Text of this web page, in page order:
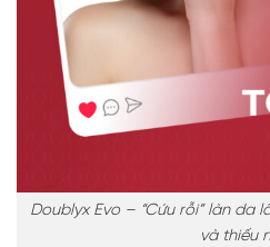
Doublyx Evo – “Cứu rỗi” làn da
và thiếu